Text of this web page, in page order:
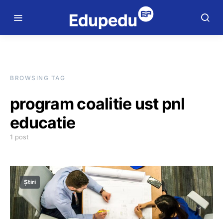
BROWSING TAG
program coalitie ust pnl
educatie
1 post
Știri